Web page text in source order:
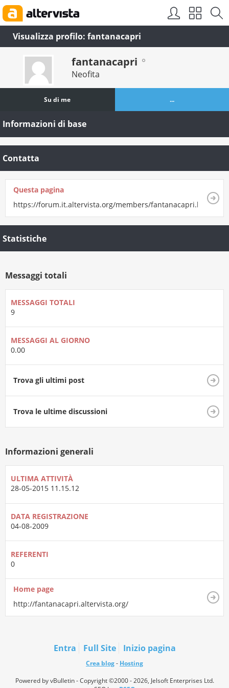
Visualizza profilo: fantanacapri
fantanacapri
Neofita
Su di me ...
Informazioni di base
Contatta
Questa pagina
https://forum.it.altervista.org/members/fantanacapri.html
Statistiche
Messaggi totali
MESSAGGI TOTALI
9
MESSAGGI AL GIORNO
0.00
Trova gli ultimi post
Trova le ultime discussioni
Informazioni generali
ULTIMA ATTIVITÀ
28-05-2015 11.15.12
DATA REGISTRAZIONE
04-08-2009
REFERENTI
0
Home page
http://fantanacapri.altervista.org/
Entra Full Site Inizio pagina
Crea blog- Hosting
Powered by vBulletin - Copyright ©2000 - 2026, Jelsoft Enterprises Ltd.